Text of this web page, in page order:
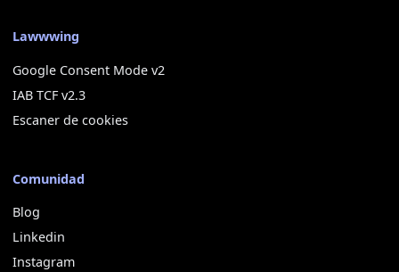
Lawwwing
Google Consent Mode v2
IAB TCF v2.3
Escaner de cookies
Comunidad
Blog
Linkedin
Instagram